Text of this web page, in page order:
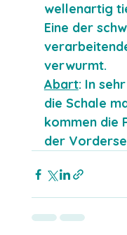
wellenartig
Eine der
verwurmt.
Abart: In
die Schale
kommen die
der